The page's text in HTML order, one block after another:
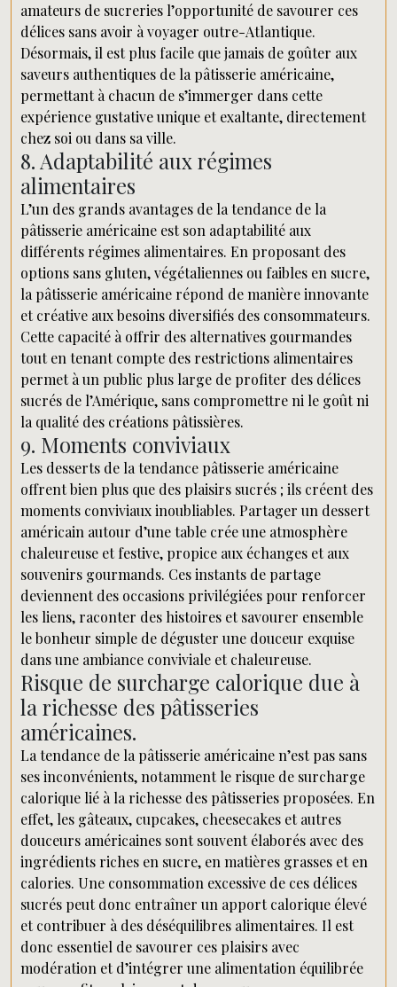
amateurs de sucreries l’opportunité de savourer ces
délices sans avoir à voyager outre-Atlantique.
Désormais, il est plus facile que jamais de goûter aux
saveurs authentiques de la pâtisserie américaine,
permettant à chacun de s’immerger dans cette
expérience gustative unique et exaltante, directement
chez soi ou dans sa ville.
8. Adaptabilité aux régimes
alimentaires
L’un des grands avantages de la tendance de la
pâtisserie américaine est son adaptabilité aux
différents régimes alimentaires. En proposant des
options sans gluten, végétaliennes ou faibles en sucre,
la pâtisserie américaine répond de manière innovante
et créative aux besoins diversifiés des consommateurs.
Cette capacité à offrir des alternatives gourmandes
tout en tenant compte des restrictions alimentaires
permet à un public plus large de profiter des délices
sucrés de l’Amérique, sans compromettre ni le goût ni
la qualité des créations pâtissières.
9. Moments conviviaux
Les desserts de la tendance pâtisserie américaine
offrent bien plus que des plaisirs sucrés ; ils créent des
moments conviviaux inoubliables. Partager un dessert
américain autour d’une table crée une atmosphère
chaleureuse et festive, propice aux échanges et aux
souvenirs gourmands. Ces instants de partage
deviennent des occasions privilégiées pour renforcer
les liens, raconter des histoires et savourer ensemble
le bonheur simple de déguster une douceur exquise
dans une ambiance conviviale et chaleureuse.
Risque de surcharge calorique due à
la richesse des pâtisseries
américaines.
La tendance de la pâtisserie américaine n’est pas sans
ses inconvénients, notamment le risque de surcharge
calorique lié à la richesse des pâtisseries proposées. En
effet, les gâteaux, cupcakes, cheesecakes et autres
douceurs américaines sont souvent élaborés avec des
ingrédients riches en sucre, en matières grasses et en
calories. Une consommation excessive de ces délices
sucrés peut donc entraîner un apport calorique élevé
et contribuer à des déséquilibres alimentaires. Il est
donc essentiel de savourer ces plaisirs avec
modération et d’intégrer une alimentation équilibrée